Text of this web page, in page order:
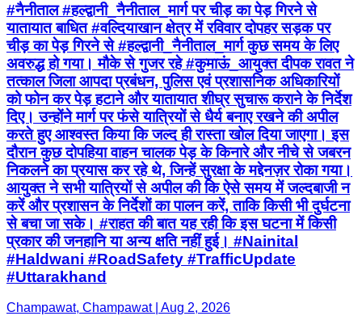
#नैनीताल #हल्द्वानी_नैनीताल_मार्ग पर चीड़ का पेड़ गिरने से
यातायात बाधित #वल्दियाखान क्षेत्र में रविवार दोपहर सड़क पर
चीड़ का पेड़ गिरने से #हल्द्वानी_नैनीताल_मार्ग कुछ समय के लिए
अवरुद्ध हो गया। मौके से गुजर रहे #कुमाऊं_आयुक्त दीपक रावत ने
तत्काल जिला आपदा प्रबंधन, पुलिस एवं प्रशासनिक अधिकारियों
को फोन कर पेड़ हटाने और यातायात शीघ्र सुचारू कराने के निर्देश
दिए। उन्होंने मार्ग पर फंसे यात्रियों से धैर्य बनाए रखने की अपील
करते हुए आश्वस्त किया कि जल्द ही रास्ता खोल दिया जाएगा। इस
दौरान कुछ दोपहिया वाहन चालक पेड़ के किनारे और नीचे से जबरन
निकलने का प्रयास कर रहे थे, जिन्हें सुरक्षा के मद्देनज़र रोका गया।
आयुक्त ने सभी यात्रियों से अपील की कि ऐसे समय में जल्दबाजी न
करें और प्रशासन के निर्देशों का पालन करें, ताकि किसी भी दुर्घटना
से बचा जा सके। #राहत की बात यह रही कि इस घटना में किसी
प्रकार की जनहानि या अन्य क्षति नहीं हुई। #Nainital
#Haldwani #RoadSafety #TrafficUpdate
#Uttarakhand
Champawat, Champawat | Aug 2, 2026